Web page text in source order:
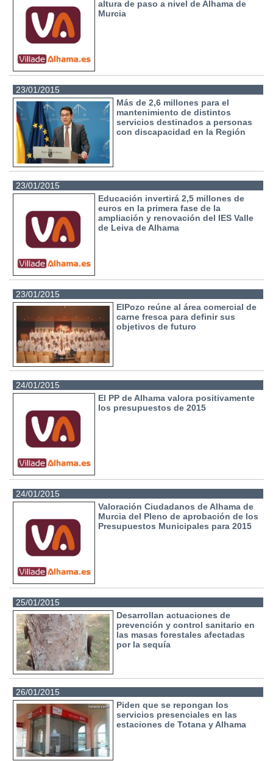
altura de paso a nivel de Alhama de
Murcia
23/01/2015
Más de 2,6 millones para el
mantenimiento de distintos
servicios destinados a personas
con discapacidad en la Región
23/01/2015
Educación invertirá 2,5 millones de
euros en la primera fase de la
ampliación y renovación del IES Valle
de Leiva de Alhama
23/01/2015
ElPozo reúne al área comercial de
carne fresca para definir sus
objetivos de futuro
24/01/2015
El PP de Alhama valora positivamente
los presupuestos de 2015
24/01/2015
Valoración Ciudadanos de Alhama de
Murcia del Pleno de aprobación de los
Presupuestos Municipales para 2015
25/01/2015
Desarrollan actuaciones de
prevención y control sanitario en
las masas forestales afectadas
por la sequía
26/01/2015
Piden que se repongan los
servicios presenciales en las
estaciones de Totana y Alhama